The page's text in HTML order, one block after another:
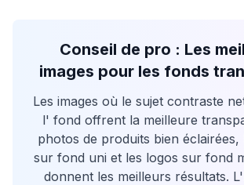
Conseil de pro : Les
images pour les fonds
Les images où le sujet contraste
l' fond offrent la meilleure
photos de produits bien éclairées,
sur fond uni et les logos sur fond
donnent les meilleurs résultats.